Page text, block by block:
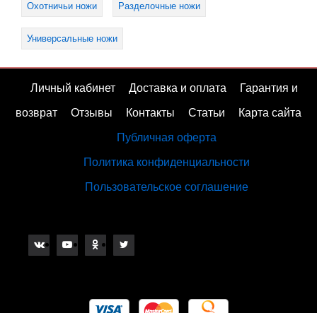
Охотничьи ножи Разделочные ножи
Универсальные ножи
Личный кабинет Доставка и оплата Гарантия и
возврат Отзывы Контакты Статьи Карта сайта
Публичная оферта
Политика конфиденциальности
Пользовательское соглашение